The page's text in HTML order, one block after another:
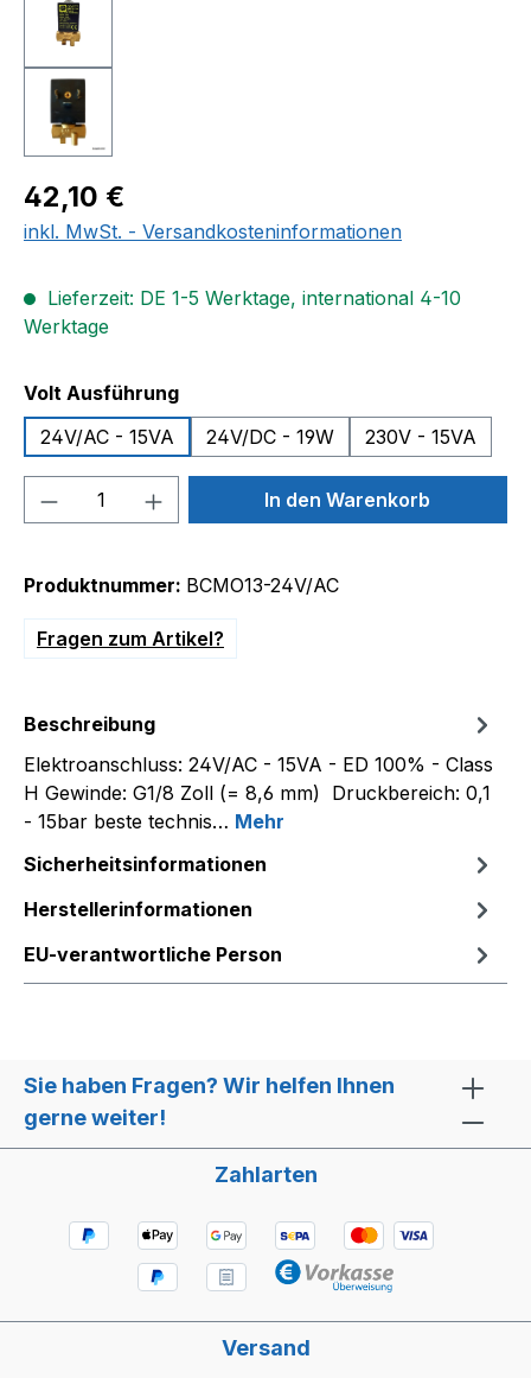
Regulärer Preis:
42,10 €
inkl. MwSt. - Versandkosteninformationen
Lieferzeit: DE 1-5 Werktage, international 4-10
Werktage
Volt Ausführungauswählen
24V/AC - 15VA
24V/DC - 19W 230V - 15VA
Produkt Anzahl: Gib denIn den Warenkorb
Produktnummer: BCMO13-24V/AC
Fragen zum Artikel?
Beschreibung
Elektroanschluss: 24V/AC - 15VA - ED 100% - Class
H Gewinde: G1/8 Zoll (= 8,6 mm) Druckbereich: 0,1
- 15bar beste technis… Mehr
Sicherheitsinformationen
Herstellerinformationen
EU-verantwortliche Person
Sie haben Fragen? Wir helfen Ihnen
gerne weiter!
Zahlarten
Versand